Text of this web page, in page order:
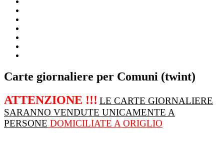
Carte giornaliere per Comuni (twint)
ATTENZIONE !!! LE CARTE GIORNALIERE
SARANNO VENDUTE UNICAMENTE A
PERSONE DOMICILIATE A ORIGLIO